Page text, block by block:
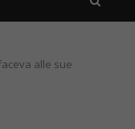
alle sue